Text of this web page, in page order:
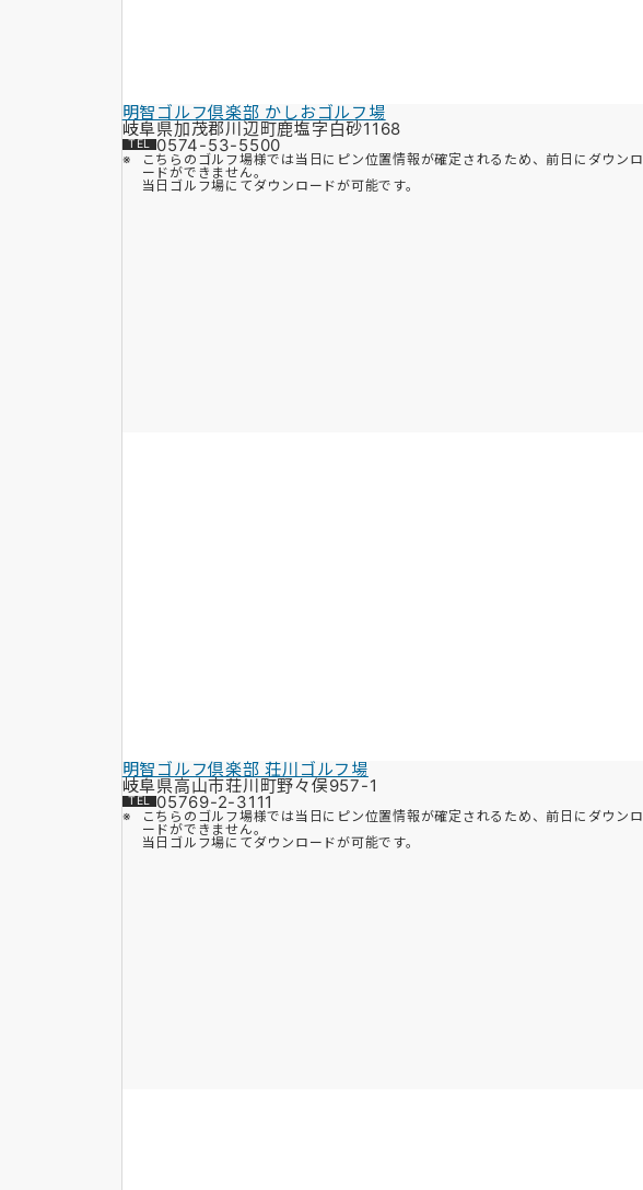
明智ゴルフ倶楽部 かしおゴルフ場
岐阜県加茂郡川辺町鹿塩字白砂1168
0574-53-5500
こちらのゴルフ場様では当日にピン位置情報が確定されるため、前日にダウンロ
ードができません。
当日ゴルフ場にてダウンロードが可能です。
明智ゴルフ倶楽部 荘川ゴルフ場
岐阜県高山市荘川町野々俣957-1
05769-2-3111
こちらのゴルフ場様では当日にピン位置情報が確定されるため、前日にダウンロ
ードができません。
当日ゴルフ場にてダウンロードが可能です。